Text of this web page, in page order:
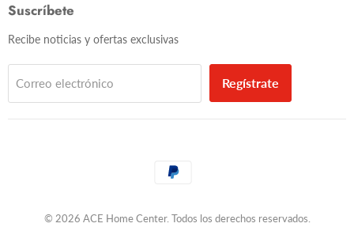
Suscríbete
Recibe noticias y ofertas exclusivas
Correo electrónico Regístrate
© 2026 ACE Home Center. Todos los derechos reservados.